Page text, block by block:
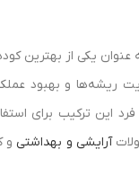
یکی از بهترین
ریشه‌ها و بهبود
این ترکیب برای
آرایشی و بهداشتی و